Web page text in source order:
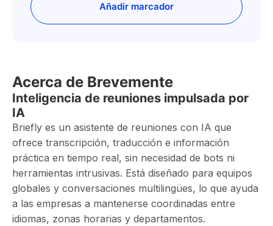
Añadir marcador
Acerca de Brevemente
Inteligencia de reuniones impulsada por
IA
Briefly es un asistente de reuniones con IA que
ofrece transcripción, traducción e información
práctica en tiempo real, sin necesidad de bots ni
herramientas intrusivas. Está diseñado para equipos
globales y conversaciones multilingües, lo que ayuda
a las empresas a mantenerse coordinadas entre
idiomas, zonas horarias y departamentos.